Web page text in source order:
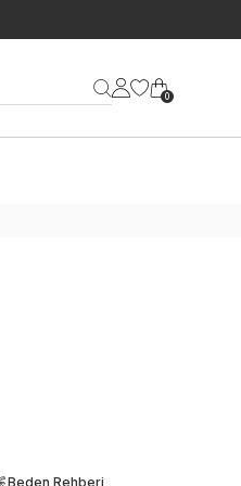
0
Beden Rehberi